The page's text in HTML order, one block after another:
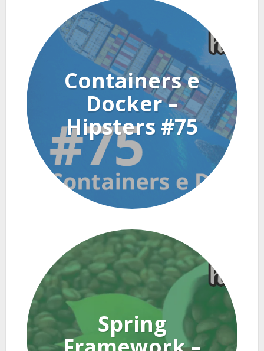
Containers e
Docker –
Hipsters #75
Spring